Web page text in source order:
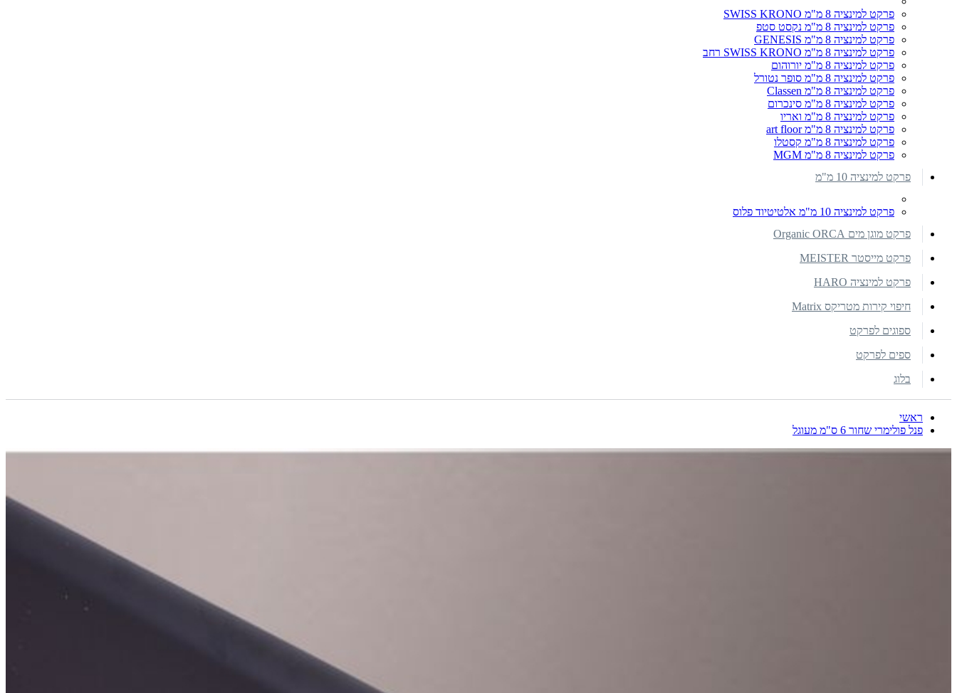
פרקט למינציה 8 מ"מ SWISS KRONO
פרקט למינציה 8 מ"מ נקסט סטפ
פרקט למינציה 8 מ"מ GENESIS
פרקט למינציה 8 מ"מ SWISS KRONO רחב
פרקט למינציה 8 מ"מ יורוהום
פרקט למינציה 8 מ"מ סופר נטורל
פרקט למינציה 8 מ"מ Classen
פרקט למינציה 8 מ"מ סינכרום
פרקט למינציה 8 מ"מ ואריו
פרקט למינציה 8 מ"מ art floor
פרקט למינציה 8 מ"מ קסטלו
פרקט למינציה 8 מ"מ MGM
פרקט למינציה 10 מ"מ
פרקט למינציה 10 מ"מ אלטיטיוד פלוס
פרקט מוגן מים Organic ORCA
פרקט מייסטר MEISTER
פרקט למינציה HARO
חיפוי קירות מטריקס Matrix
ספוגים לפרקט
ספים לפרקט
בלוג
ראשי
פנל פולימרי שחור 6 ס"מ מעוגל